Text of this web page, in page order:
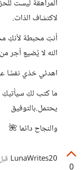
المراهقة ليست
لاكتشاف الذات.
أنتِ محبطة لأنكِ
الله لا يُضيع أجر
اهدئي خذي نفسًا
ما كتب لكِ سيأتيكِ
يحتمل.بالتوفيق
والنجاح دائما 🌺
LunaWrites20